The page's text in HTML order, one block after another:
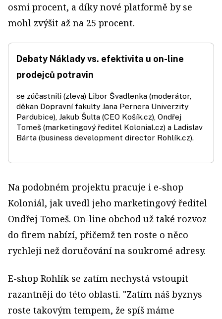
osmi procent, a díky nové platformě by se
mohl zvýšit až na 25 procent.
Debaty Náklady vs. efektivita u on-line
prodejců potravin
se zúčastnili (zleva) Libor Švadlenka (moderátor,
děkan Dopravní fakulty Jana Pernera Univerzity
Pardubice), Jakub Šulta (CEO Košík.cz), Ondřej
Tomeš (marketingový ředitel Kolonial.cz) a Ladislav
Bárta (business development director Rohlík.cz).
Na podobném projektu pracuje i e-shop
Koloniál, jak uvedl jeho marketingový ředitel
Ondřej Tomeš. On-line obchod už také rozvoz
do firem nabízí, přičemž ten roste o něco
rychleji než doručování na soukromé adresy.
E-shop Rohlík se zatím nechystá vstoupit
razantněji do této oblasti. "Zatím náš byznys
roste takovým tempem, že spíš máme